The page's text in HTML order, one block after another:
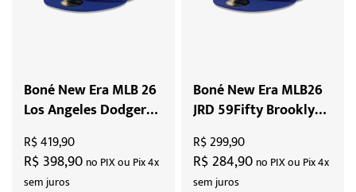
Boné New Era MLB 26
Los Angeles Dodgers
Jack Robson Day
"Blue"
R$ 398,90 no PIX ou Pix 4x
sem juros
R$ 419,90
Boné New Era MLB26
JRD 59Fifty Brooklyn
Dodgers Jackie
Robson Day "Blue"
R$ 284,90 no PIX ou Pix 4x
sem juros
R$ 299,90